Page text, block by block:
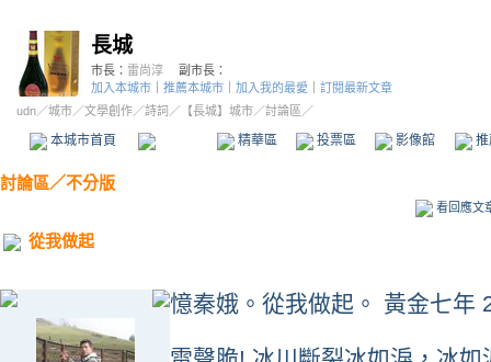
長城
市長： 雷尚淳
副市長：
加入本城市
推薦本城市 加入我的最愛
訂閱最新文章
udn／城市／文學創作／詩詞 ／ 【長城】城市／討論區／
本城市首頁 精華區 投票區 影像館
討論區／不分版
看回應文
從我做起
憶秦娥。從我做起。 黃金七年